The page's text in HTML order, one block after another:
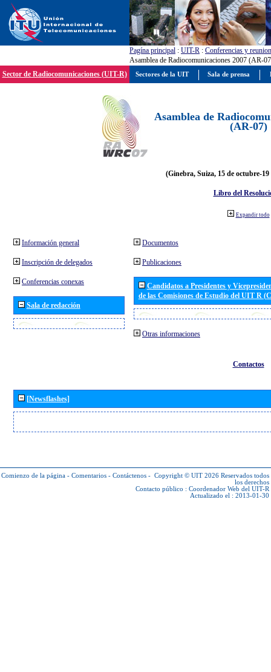
Pagína principal : UIT-R : Conferencias y
Asamblea de Radiocomunicaciones 2007 (AR-
Sector de Radiocomunicaciones (UIT-R)
Asamblea de
(AR-07)
(Ginebra, Suiza, 15 de octubre-19
Libro del
Expandir todo
Información general
Inscripción de delegados
Conferencias conexas
Sala de redacción
Documentos
Publicaciones
Candidatos a Presidentes y
de las Comisiones de Estudio del UIT R
Otras informaciones
Contactos
[Newsflashes]
Comienzo de la página - Comentarios - Contáctenos - Copyright © UIT 2026 Reservados todos
los derechos
Contacto público : Coordenador Web del UIT-R
Actualizado el : 2013-01-30
Sectores de la UIT Sala de prensa